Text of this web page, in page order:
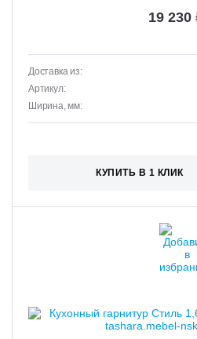
19 230
Доставка из:
Артикул:
Ширина, мм:
КУПИТЬ В 1 КЛИК